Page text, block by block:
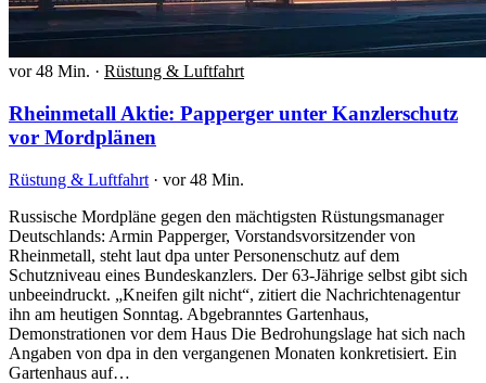
vor 48 Min. · Rüstung & Luftfahrt
Rheinmetall Aktie: Papperger unter Kanzlerschutz
vor Mordplänen
Rüstung & Luftfahrt · vor 48 Min.
Russische Mordpläne gegen den mächtigsten Rüstungsmanager
Deutschlands: Armin Papperger, Vorstandsvorsitzender von
Rheinmetall, steht laut dpa unter Personenschutz auf dem
Schutzniveau eines Bundeskanzlers. Der 63-Jährige selbst gibt sich
unbeeindruckt. „Kneifen gilt nicht“, zitiert die Nachrichtenagentur
ihn am heutigen Sonntag. Abgebranntes Gartenhaus,
Demonstrationen vor dem Haus Die Bedrohungslage hat sich nach
Angaben von dpa in den vergangenen Monaten konkretisiert. Ein
Gartenhaus auf…